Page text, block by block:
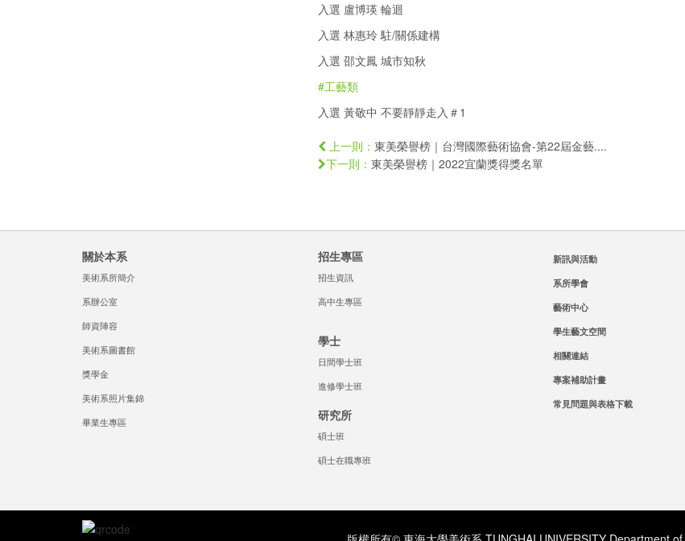
入選 盧博瑛 輪迴
入選 林惠玲 駐/關係建構
入選 邵文鳳 城市知秋
#工藝類
入選 黃敬中 不要靜靜走入＃1
上一則： 東美榮譽榜｜台灣國際藝術協會-第22屆金藝....
下一則： 東美榮譽榜｜2022宜蘭獎得獎名單
關於本系
美術系所簡介
系辦公室
師資陣容
美術系圖書館
獎學金
美術系照片集錦
畢業生專區
招生專區
招生資訊
高中生專區
學士
日間學士班
進修學士班
研究所
碩士班
碩士在職專班
新訊與活動
系所學會
藝術中心
學生藝文空間
相關連結
專案補助計畫
常見問題與表格下載